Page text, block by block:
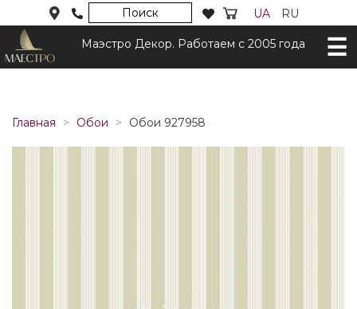
Поиск UA RU
Маэстро Декор. Работаем с 2005 года
Главная Обои Обои 927958